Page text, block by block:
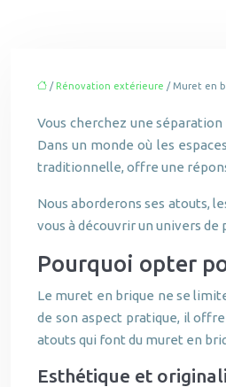
/ Rénovation extérieure / Muret en
Vous cherchez une
Dans un monde où les
traditionnelle, offre une
Nous aborderons ses atouts,
vous à découvrir un univers
Pourquoi opter
Le muret en brique ne se
de son aspect pratique, il
atouts qui font du muret en
Esthétique et